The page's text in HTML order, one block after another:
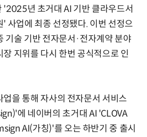
'2025년 초거대 AI 기반 클라우드서
' 사업에 최종 선정됐다. 이번 선정으
기술 기반 전자문서·전자계약 분야
장 지위를 다시 한번 공식적으로 인
업을 통해 자사의 전자문서 서비스
에 네이버의 초거대 AI 'CLOVA
AI(가칭)'를 오는 하반기 중 출시